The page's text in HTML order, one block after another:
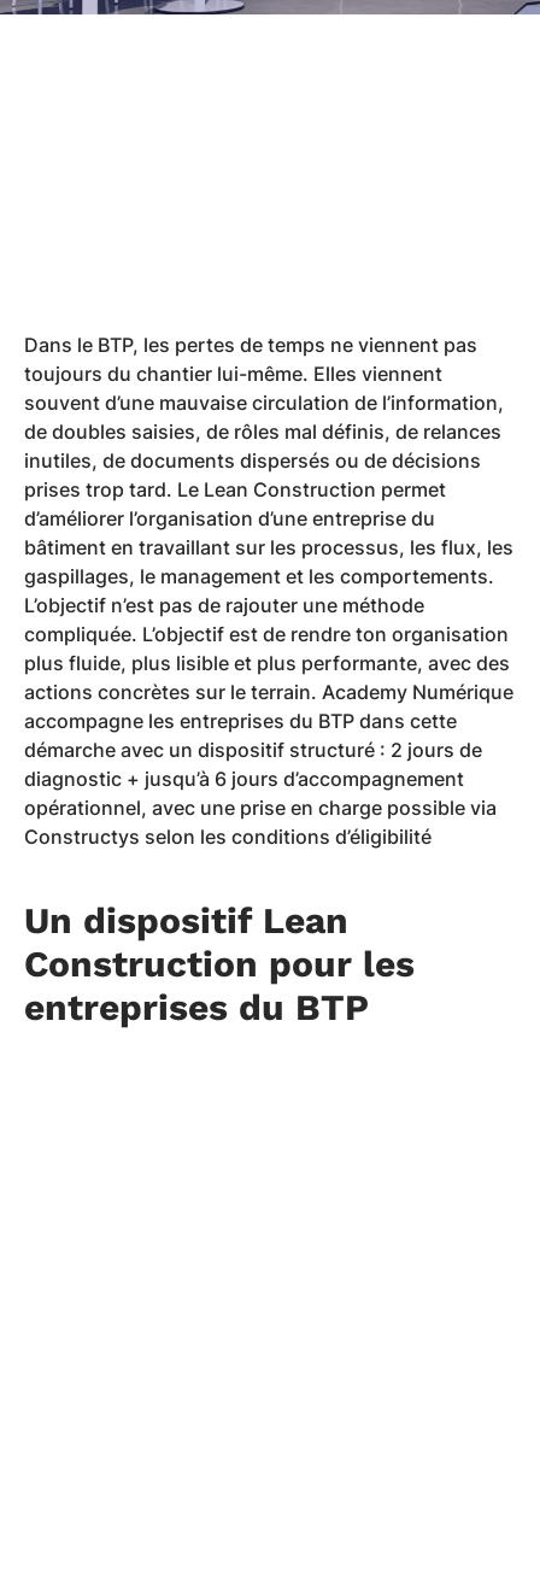
Dans le BTP, les pertes de temps ne viennent pas
toujours du chantier lui-même. Elles viennent
souvent d’une mauvaise circulation de l’information,
de doubles saisies, de rôles mal définis, de relances
inutiles, de documents dispersés ou de décisions
prises trop tard. Le Lean Construction permet
d’améliorer l’organisation d’une entreprise du
bâtiment en travaillant sur les processus, les flux, les
gaspillages, le management et les comportements.
L’objectif n’est pas de rajouter une méthode
compliquée. L’objectif est de rendre ton organisation
plus fluide, plus lisible et plus performante, avec des
actions concrètes sur le terrain. Academy Numérique
accompagne les entreprises du BTP dans cette
démarche avec un dispositif structuré : 2 jours de
diagnostic + jusqu’à 6 jours d’accompagnement
opérationnel, avec une prise en charge possible via
Constructys selon les conditions d’éligibilité
Un dispositif Lean
Construction pour les
entreprises du BTP